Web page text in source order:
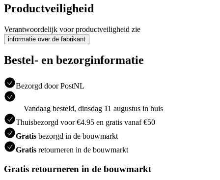
Productveiligheid
Verantwoordelijk voor productveiligheid zie
informatie over de fabrikant
Bestel- en bezorginformatie
Bezorgd door PostNL
Vandaag besteld, dinsdag 11 augustus in huis
Thuisbezorgd voor €4.95 en gratis vanaf €50
Gratis bezorgd in de bouwmarkt
Gratis retourneren in de bouwmarkt
Gratis retourneren in de bouwmarkt